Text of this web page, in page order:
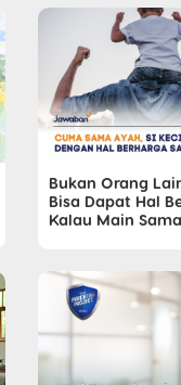
Bukan Orang
Bisa Dapat Hal
Kalau Main